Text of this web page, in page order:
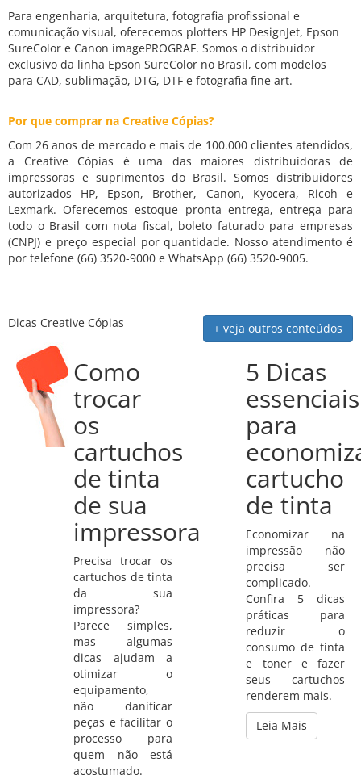
Para engenharia, arquitetura, fotografia profissional e
comunicação visual, oferecemos plotters HP DesignJet, Epson
SureColor e Canon imagePROGRAF. Somos o distribuidor
exclusivo da linha Epson SureColor no Brasil, com modelos
para CAD, sublimação, DTG, DTF e fotografia fine art.
Por que comprar na Creative Cópias?
Com 26 anos de mercado e mais de 100.000 clientes atendidos,
a Creative Cópias é uma das maiores distribuidoras de
impressoras e suprimentos do Brasil. Somos distribuidores
autorizados HP, Epson, Brother, Canon, Kyocera, Ricoh e
Lexmark. Oferecemos estoque pronta entrega, entrega para
todo o Brasil com nota fiscal, boleto faturado para empresas
(CNPJ) e preço especial por quantidade. Nosso atendimento é
por telefone (66) 3520-9000 e WhatsApp (66) 3520-9005.
Dicas Creative Cópias + veja outros conteúdos
Como
trocar
os
cartuchos
de tinta
de sua
impressora
Precisa trocar os
cartuchos de tinta
da sua
impressora?
Parece simples,
mas algumas
dicas ajudam a
otimizar o
equipamento,
não danificar
peças e facilitar o
processo para
quem não está
acostumado.
5 Dicas
essenciais
para
cartucho
de tinta
Economizar na
impressão não
precisa ser
complicado.
Confira 5 dicas
práticas para
reduzir o
consumo de tinta
e toner e fazer
seus cartuchos
renderem mais.
Leia Mais